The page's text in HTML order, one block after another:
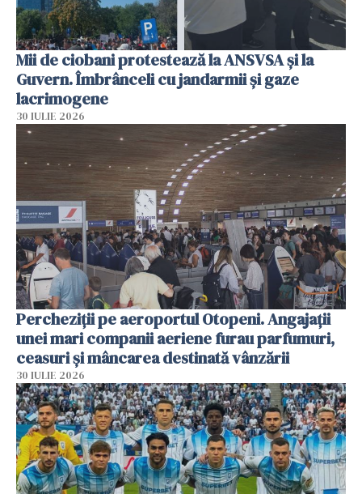
Mii de ciobani protestează la ANSVSA și la
Guvern. Îmbrânceli cu jandarmii și gaze
lacrimogene
30 IULIE 2026
Percheziții pe aeroportul Otopeni. Angajații
unei mari companii aeriene furau parfumuri,
ceasuri și mâncarea destinată vânzării
30 IULIE 2026